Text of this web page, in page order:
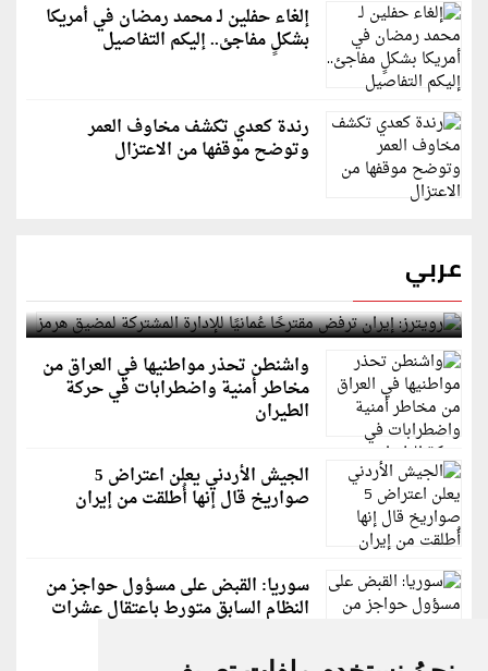
إلغاء حفلين لـ محمد رمضان في أمريكا
بشكلٍ مفاجئ.. إليكم التفاصيل
رندة كعدي تكشف مخاوف العمر
وتوضح موقفها من الاعتزال
عربي
رويترز: إيران ترفض مقترحًا عُمانيًا للإدارة المشتركة
لمضيق هرمز
واشنطن تحذر مواطنيها في العراق من
مخاطر أمنية واضطرابات في حركة
الطيران
الجيش الأردني يعلن اعتراض 5
صواريخ قال إنها أُطلقت من إيران
سوريا: القبض على مسؤول حواجز من
النظام السابق متورط باعتقال عشرات